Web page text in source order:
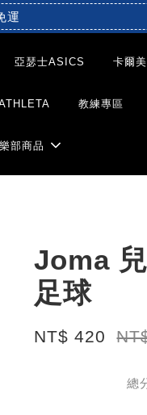
運
亞瑟士ASICS 卡爾
教練專區
部商品
Joma
足球
NT$ 420
總